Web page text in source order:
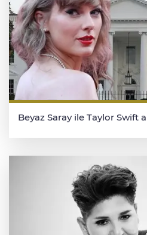
Beyaz Saray ile Taylor Swift